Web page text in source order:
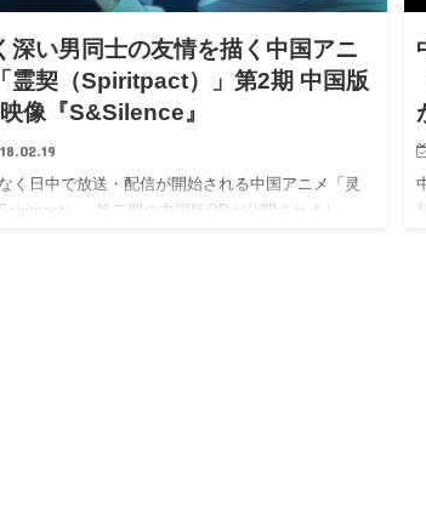
深い男同士の友情を描く中国アニ
霊契（Spiritpact）」第2期 中国版
像『S&Silence』
く日中で放送・配信が開始される中国アニメ「灵
）」第二期の中国版OPが公開されまし…